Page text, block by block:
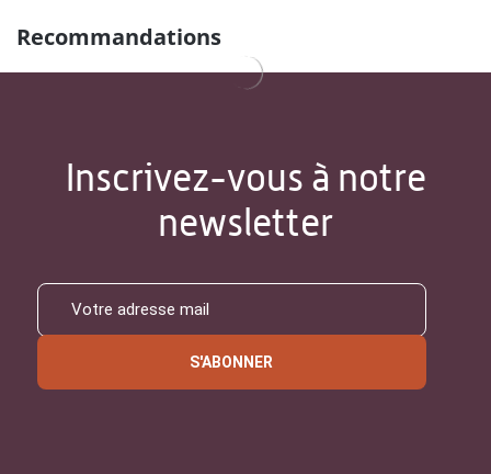
Recommandations
Inscrivez-vous à notre
newsletter
S'ABONNER